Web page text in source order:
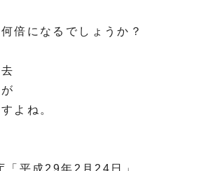
倍になるでしょうか？
よね。